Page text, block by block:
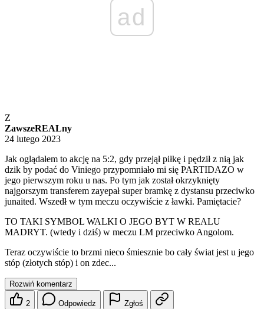
ad
Z
ZawszeREALny
24 lutego 2023
Jak oglądałem to akcję na 5:2, gdy przejął piłkę i pędził z nią jak
dzik by podać do Viniego przypomniało mi się PARTIDAZO w
jego pierwszym roku u nas. Po tym jak został okrzyknięty
najgorszym transferem zayepał super bramkę z dystansu przeciwko
junaited. Wszedł w tym meczu oczywiście z ławki. Pamiętacie?
TO TAKI SYMBOL WALKI O JEGO BYT W REALU
MADRYT. (wtedy i dziś) w meczu LM przeciwko Angolom.
Teraz oczywiście to brzmi nieco śmiesznie bo cały świat jest u jego
stóp (złotych stóp) i on zdec...
Rozwiń komentarz
2 Odpowiedz Zgłoś